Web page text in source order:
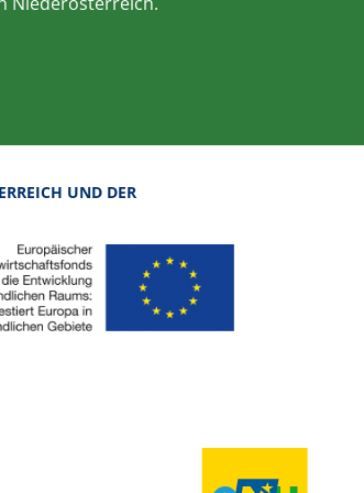
UND DER